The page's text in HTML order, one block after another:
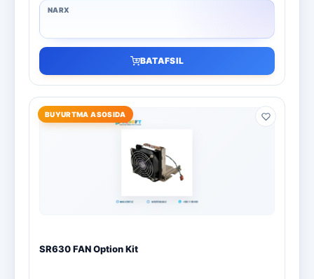
BATAFSIL
BUYURTMA ASOSIDA
SR630 FAN Option Kit